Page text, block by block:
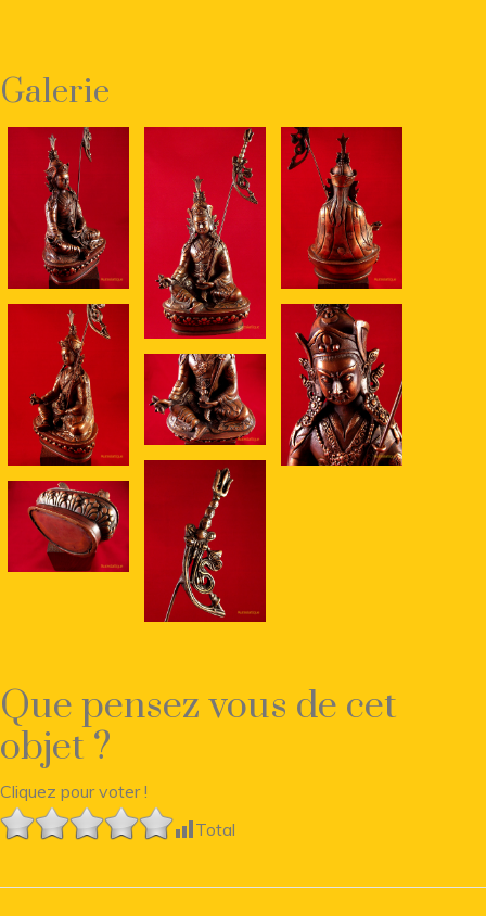
Galerie
Que pensez vous de cet
objet ?
Cliquez pour voter !
Total